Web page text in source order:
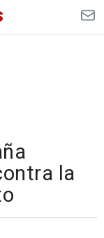
la